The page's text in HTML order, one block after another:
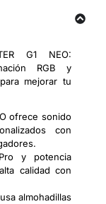
G1 NEO:
RGB y
mejorar tu
ofrece sonido
con
y potencia
calidad con
almohadillas